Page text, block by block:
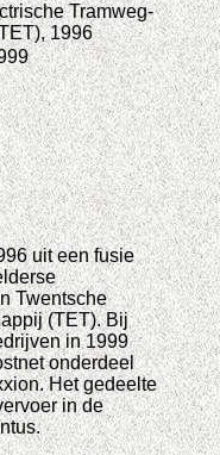
Tramweg-
1996
uit een fusie
Twentsche
(TET). Bij
in 1999
onderdeel
Het gedeelte
in de